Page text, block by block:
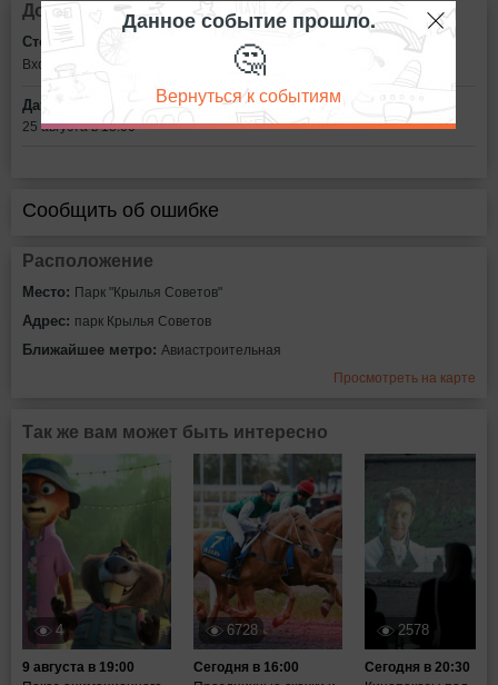
Дополнительная информация
Стоимость билетов:
Вход свободный
Дата:
25 августа в 18:00
Сообщить об ошибке
Расположение
Место: Парк "Крылья Советов"
Адрес: парк Крылья Советов
Ближайшее метро: Авиастроительная
Просмотреть на карте
Так же вам может быть интересно
4
9 августа в 19:00
6728
Сегодня в 16:00
2578
Сегодня в 20:30
Данное событие прошло.
🤔
Вернуться к событиям